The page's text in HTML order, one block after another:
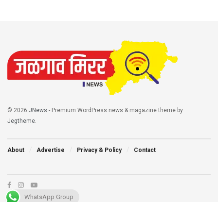
© 2026 JNews - Premium WordPress news & magazine theme by
Jegtheme
About Advertise Privacy & Policy Contact
WhatsApp Group